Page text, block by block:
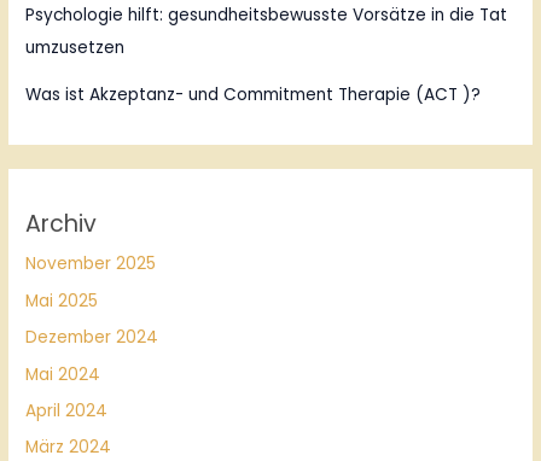
Psychologie hilft: gesundheitsbewusste Vorsätze in die Tat
umzusetzen
Was ist Akzeptanz- und Commitment Therapie (ACT )?
Archiv
November 2025
Mai 2025
Dezember 2024
Mai 2024
April 2024
März 2024